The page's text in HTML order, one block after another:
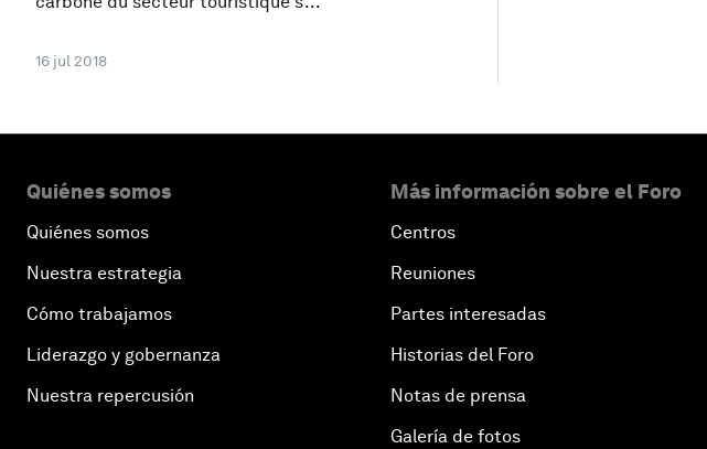
16 jul 2018
Quiénes somos
Quiénes somos
Nuestra estrategia
Cómo trabajamos
Liderazgo y gobernanza
Nuestra repercusión
Más información sobre el Foro
Centros
Reuniones
Partes interesadas
Historias del Foro
Notas de prensa
Galería de fotos